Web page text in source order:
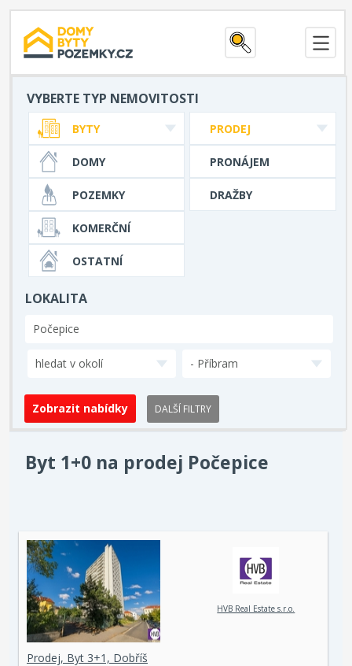
VYBERTE TYP NEMOVITOSTI
PRODEJ
PRONÁJEM
DRAŽBY
BYTY
DOMY
POZEMKY
KOMERČNÍ
OSTATNÍ
LOKALITA
hledat v okolí - Příbram
DALŠÍ FILTRY
Byt 1+0 na prodej Počepice
HVB Real Estate s.r.o.
Prodej, Byt 3+1, Dobříš